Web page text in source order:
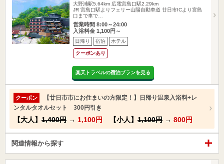
大野浦駅5.64km 広電宮島口駅2.29km
JR 宮島口駅よりフェリー山陽自動車道 廿日市ICより宮島
口まで車で…
営業時間 8:00～24:00
入浴料金 1,100円～
日帰り 宿泊 ホテル
クーポンあり
楽天トラベルの宿泊プランを見る
クーポン
【廿日市市にお住まいの方限定！】日帰り温泉入浴料+レ
ンタルタオルセット 300円引き
【大人】 1,400円 → 1,100円 【小人】 1,100円 → 800円
関連情報から探す